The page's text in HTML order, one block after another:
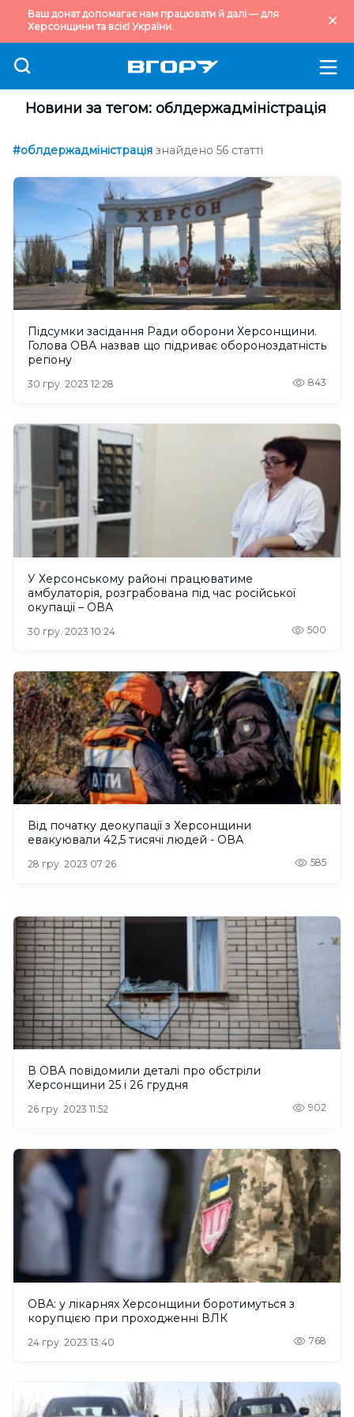
Ваш донат допомагає нам працювати й далі — для
Херсонщини та всієї України.
Новини за тегом: облдержадміністрація
#облдержадміністрація знайдено 56 статті
Підсумки засідання Ради оборони Херсонщини.
Голова ОВА назвав що підриває обороноздатність
регіону
30 гру. 2023 12:28 843
У Херсонському районі працюватиме
амбулаторія, розграбована під час російської
окупації – ОВА
30 гру. 2023 10:24 500
Від початку деокупації з Херсонщини
евакуювали 42,5 тисячі людей - ОВА
28 гру. 2023 07:26 585
В ОВА повідомили деталі про обстріли
Херсонщини 25 і 26 грудня
26 гру. 2023 11:52 902
ОВА: у лікарнях Херсонщини боротимуться з
корупцією при проходженні ВЛК
24 гру. 2023 13:40 768